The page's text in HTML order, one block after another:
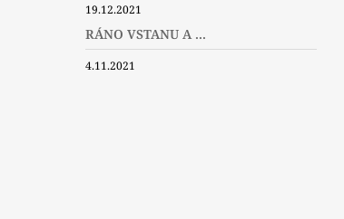
19.12.2021
RÁNO VSTANU A ...
4.11.2021